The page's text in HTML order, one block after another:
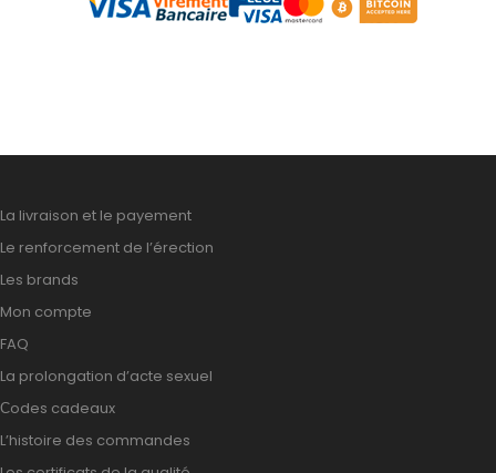
La livraison et le payement
Le renforcement de l’érection
Les brands
Mon compte
FAQ
La prolongation d’acte sexuel
Сodes cadeaux
L’histoire des commandes